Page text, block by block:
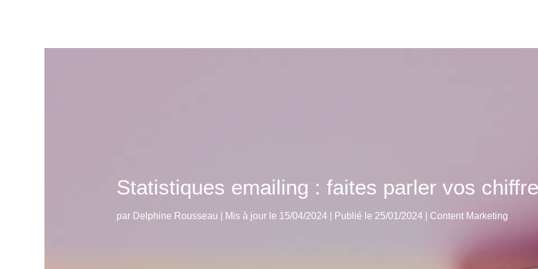
Statistiques emailing : faites parler vos
par Delphine Rousseau Mis à jour le 15/04/2024 | Publié le 25/01/2024| Content Marketing